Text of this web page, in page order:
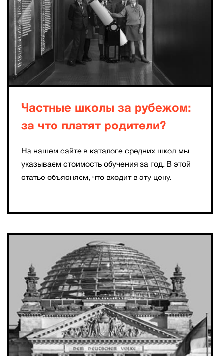
Частные школы за рубежом:
за что платят родители?
На нашем сайте в каталоге средних школ мы
указываем стоимость обучения за год. В этой
статье объясняем, что входит в эту цену.